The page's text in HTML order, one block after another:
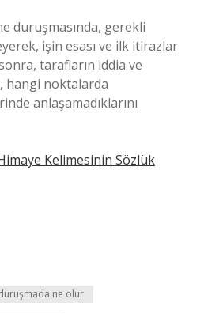
duruşmasında, gerekli
işin esası ve ilk itirazlar
tarafların iddia ve
hangi noktalarda
anlaşamadıklarını
Kelimesinin Sözlük
ne olur